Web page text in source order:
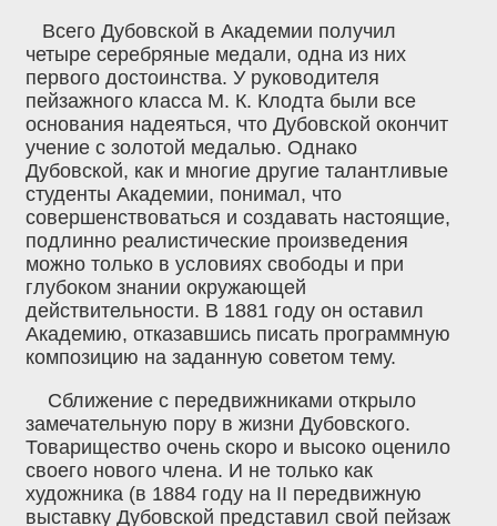
Всего Дубовской в Академии получил
четыре серебряные медали, одна из них
первого достоинства. У руководителя
пейзажного класса М. К. Клодта были все
основания надеяться, что Дубовской окончит
учение с золотой медалью. Однако
Дубовской, как и многие другие талантливые
студенты Академии, понимал, что
совершенствоваться и создавать настоящие,
подлинно реалистические произведения
можно только в условиях свободы и при
глубоком знании окружающей
действительности. В 1881 году он оставил
Академию, отказавшись писать программную
композицию на заданную советом тему.
Сближение с передвижниками открыло
замечательную пору в жизни Дубовского.
Товарищество очень скоро и высоко оценило
своего нового члена. И не только как
художника (в 1884 году на II передвижную
выставку Дубовской представил свой пейзаж